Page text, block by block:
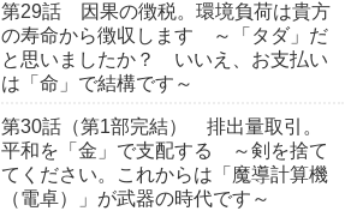
第29話 因果の徴税。環境負荷は貴方
の寿命から徴収します ～「タダ」だ
と思いましたか？ いいえ、お支払い
は「命」で結構です～
第30話（第1部完結） 排出量取引。
平和を「金」で支配する ～剣を捨て
てください。これからは「魔導計算機
（電卓）」が武器の時代です～